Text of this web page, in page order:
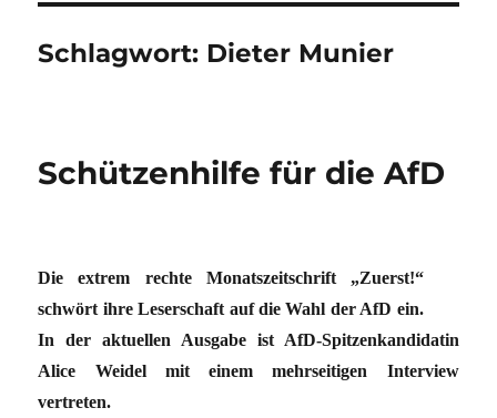
Schlagwort: Dieter Munier
Schützenhilfe für die AfD
Die extrem rechte Monatszeitschrift „Zuerst!“
schwört ihre Leserschaft auf die Wahl der AfD ein.
In der aktuellen Ausgabe ist AfD-Spitzenkandidatin
Alice Weidel mit einem mehrseitigen Interview
vertreten.